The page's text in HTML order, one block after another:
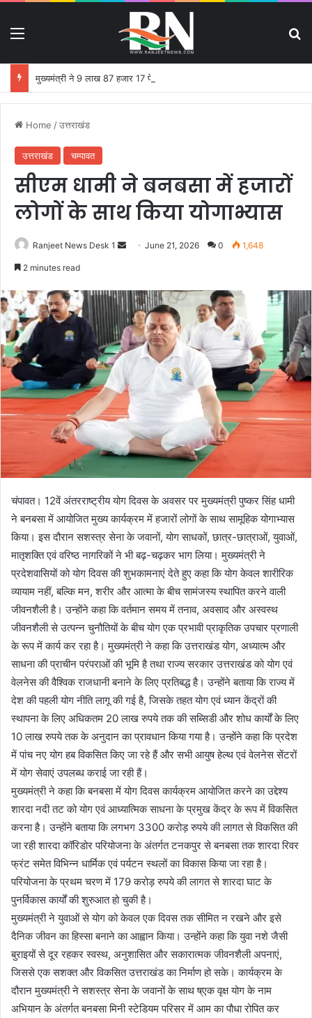
Home /उत्तराखंड
उत्तराखंड चम्पावत
सीएम धामी ने बनबसा में हजारों
लोगों के साथ किया योगाभ्यास
Ranjeet News Desk 1
d
a
n
e
a
i
l
June 21, 2026 0 1,648
2 minutes read
चंपावत। 12वें अंतरराष्ट्रीय योग दिवस के अवसर पर मुख्यमंत्री पुष्कर सिंह धामी
ने बनबसा में आयोजित मुख्य कार्यक्रम में हजारों लोगों के साथ सामूहिक योगाभ्यास
किया। इस दौरान सशस्त्र सेना के जवानों, योग साधकों, छात्र-छात्राओं, युवाओं,
मातृशक्ति एवं वरिष्ठ नागरिकों ने भी बढ़-चढ़कर भाग लिया। मुख्यमंत्री ने
प्रदेशवासियों को योग दिवस की शुभकामनाएं देते हुए कहा कि योग केवल शारीरिक
व्यायाम नहीं, बल्कि मन, शरीर और आत्मा के बीच सामंजस्य स्थापित करने वाली
जीवनशैली है। उन्होंने कहा कि वर्तमान समय में तनाव, अवसाद और अस्वस्थ
जीवनशैली से उत्पन्न चुनौतियों के बीच योग एक प्रभावी प्राकृतिक उपचार प्रणाली
के रूप में कार्य कर रहा है। मुख्यमंत्री ने कहा कि उत्तराखंड योग, अध्यात्म और
साधना की प्राचीन परंपराओं की भूमि है तथा राज्य सरकार उत्तराखंड को योग एवं
वेलनेस की वैश्विक राजधानी बनाने के लिए प्रतिबद्ध है। उन्होंने बताया कि राज्य में
देश की पहली योग नीति लागू की गई है, जिसके तहत योग एवं ध्यान केंद्रों की
स्थापना के लिए अधिकतम 20 लाख रुपये तक की सब्सिडी और शोध कार्यों के लिए
10 लाख रुपये तक के अनुदान का प्रावधान किया गया है। उन्होंने कहा कि प्रदेश
में पांच नए योग हब विकसित किए जा रहे हैं और सभी आयुष हेल्थ एवं वेलनेस सेंटरों
में योग सेवाएं उपलब्ध कराई जा रही हैं।
मुख्यमंत्री ने कहा कि बनबसा में योग दिवस कार्यक्रम आयोजित करने का उद्देश्य
शारदा नदी तट को योग एवं आध्यात्मिक साधना के प्रमुख केंद्र के रूप में विकसित
करना है। उन्होंने बताया कि लगभग 3300 करोड़ रुपये की लागत से विकसित की
जा रही शारदा कॉरिडोर परियोजना के अंतर्गत टनकपुर से बनबसा तक शारदा रिवर
फ्रंट समेत विभिन्न धार्मिक एवं पर्यटन स्थलों का विकास किया जा रहा है।
परियोजना के प्रथम चरण में 179 करोड़ रुपये की लागत से शारदा घाट के
पुनर्विकास कार्यों की शुरुआत हो चुकी है।
मुख्यमंत्री ने युवाओं से योग को केवल एक दिवस तक सीमित न रखने और इसे
दैनिक जीवन का हिस्सा बनाने का आह्वान किया। उन्होंने कहा कि युवा नशे जैसी
बुराइयों से दूर रहकर स्वस्थ, अनुशासित और सकारात्मक जीवनशैली अपनाएं,
जिससे एक सशक्त और विकसित उत्तराखंड का निर्माण हो सके। कार्यक्रम के
दौरान मुख्यमंत्री ने सशस्त्र सेना के जवानों के साथ ष्एक वृक्ष योग के नाम
अभियान के अंतर्गत बनबसा मिनी स्टेडियम परिसर में आम का पौधा रोपित कर